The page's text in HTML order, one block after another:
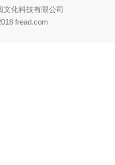
文化科技有限公司
fread.com